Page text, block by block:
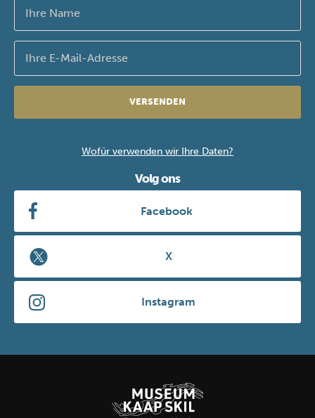
VERSENDEN
Wofür verwenden wir Ihre Daten?
Volg ons
Facebook
X
Instagram